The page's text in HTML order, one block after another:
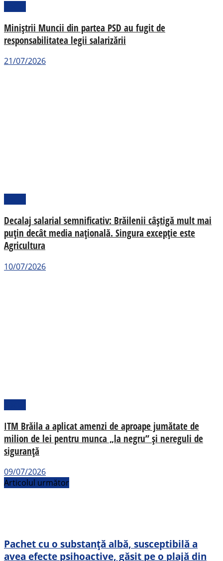
Miniștrii Muncii din partea PSD au fugit de
responsabilitatea legii salarizării
21/07/2026
Decalaj salarial semnificativ: Brăilenii câștigă mult mai
puțin decât media națională. Singura excepție este
Agricultura
10/07/2026
ITM Brăila a aplicat amenzi de aproape jumătate de
milion de lei pentru munca „la negru” și nereguli de
siguranță
09/07/2026
Articolul următor
Pachet cu o substanță albă, susceptibilă a
avea efecte psihoactive, găsit pe o plajă din